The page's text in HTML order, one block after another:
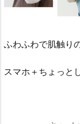
ふわふわで肌触り
スマホ＋ちょっと